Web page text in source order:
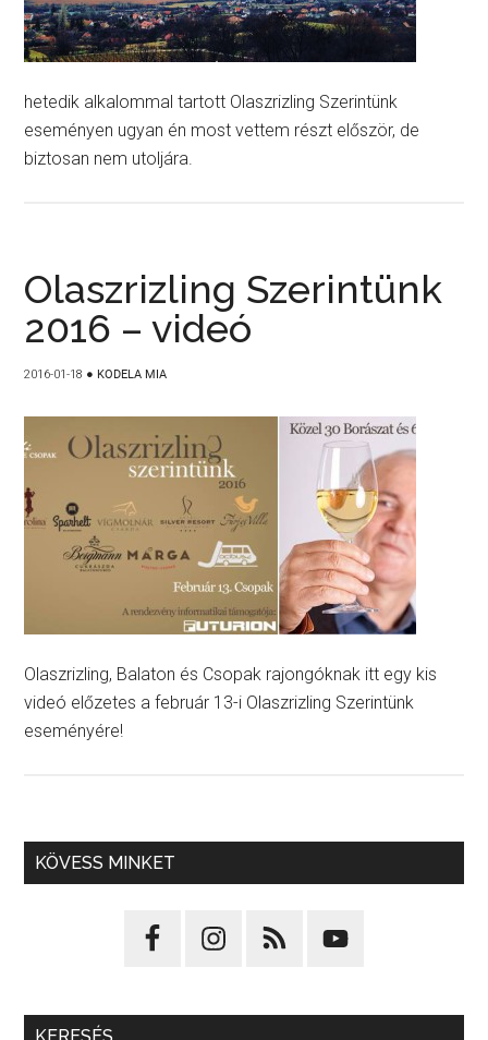
hetedik alkalommal tartott Olaszrizling Szerintünk
eseményen ugyan én most vettem részt először, de
biztosan nem utoljára.
Olaszrizling Szerintünk
2016 – videó
2016-01-18 ● KODELA MIA
Olaszrizling, Balaton és Csopak rajongóknak itt egy kis
videó előzetes a február 13-i Olaszrizling Szerintünk
eseményére!
KÖVESS MINKET